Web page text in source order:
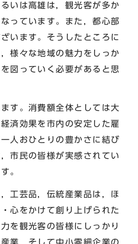
いは高雄は，観光客が多か
っています。また，都心部
います。そうしたところに
様々な地域の魅力をしっか
図っていく必要があると思
す。消費額全体としては大
済効果を市内の安定した雇
人おひとりの豊かさに結び
市民の皆様が実感されてい
。
工芸品，伝統産業品は，ほ
心をかけて創り上げられた
を観光客の皆様にしっかり
業，そして中小零細企業の